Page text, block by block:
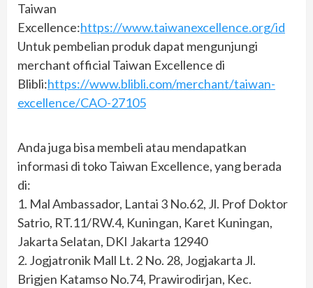
Taiwan
Excellence:https://www.taiwanexcellence.org/id
Untuk pembelian produk dapat mengunjungi
merchant official Taiwan Excellence di
Blibli:https://www.blibli.com/merchant/taiwan-
excellence/CAO-27105
Anda juga bisa membeli atau mendapatkan
informasi di toko Taiwan Excellence, yang berada
di:
1. Mal Ambassador, Lantai 3 No.62, Jl. Prof Doktor
Satrio, RT.11/RW.4, Kuningan, Karet Kuningan,
Jakarta Selatan, DKI Jakarta 12940
2. Jogjatronik Mall Lt. 2 No. 28, Jogjakarta Jl.
Brigjen Katamso No.74, Prawirodirjan, Kec.